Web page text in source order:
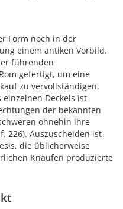
Form noch in der
einem antiken Vorbild.
führenden
gefertigt, um eine
zu vervollständigen.
einzelnen Deckels ist
der bekannten
ohnehin ihre
226). Auszuscheiden ist
die üblicherweise
Knäufen produzierte